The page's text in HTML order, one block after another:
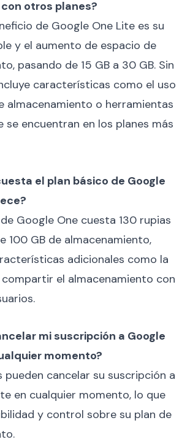
otros planes?
de Google One Lite es su
y el aumento de espacio de
pasando de 15 GB a 30 GB. Sin
características como el uso
almacenamiento o herramientas
se encuentran en los planes más
el plan básico de Google
Google One cuesta 130 rupias
100 GB de almacenamiento,
adicionales como la
el almacenamiento con
mi suscripción a Google
momento?
pueden cancelar su suscripción a
en cualquier momento, lo que
y control sobre su plan de